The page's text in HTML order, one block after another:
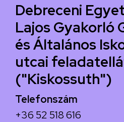
Debreceni
Lajos Gyakorló
és Általános
utcai
("Kiskossuth")
Telefonszám
+36 52 518 616